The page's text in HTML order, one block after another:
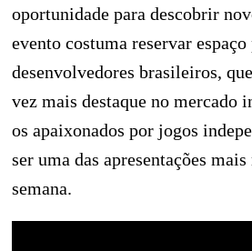
oportunidade para descobrir
evento costuma reservar espaço
desenvolvedores brasileiros,
vez mais destaque no mercado
os apaixonados por jogos
ser uma das apresentações
semana.